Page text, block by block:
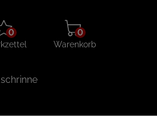
0
Warenkorb
aufklappen
0
Warenkorb